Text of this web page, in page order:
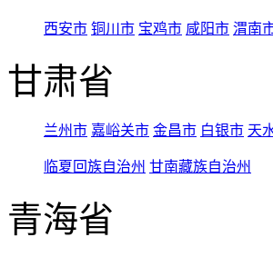
西安市 铜川市 宝鸡市 咸阳市 渭南
甘肃省
兰州市 嘉峪关市 金昌市 白银市 天
临夏回族自治州 甘南藏族自治州
青海省